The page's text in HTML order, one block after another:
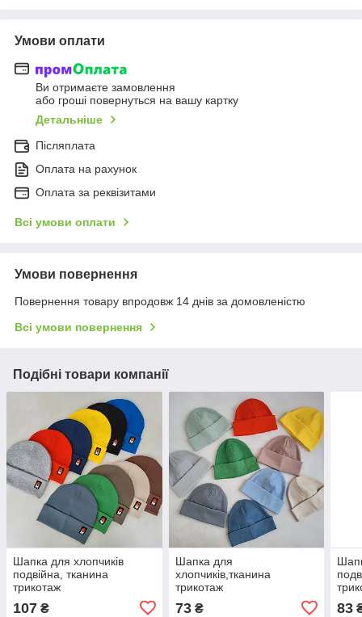
Умови оплати
Ви отримаєте замовлення
або гроші повернуться на вашу картку
Детальніше
Післяплата
Оплата на рахунок
Оплата за реквізитами
Всі умови оплати
Умови повернення
Повернення товару впродовж 14 днів за домовленістю
Всі умови повернення
Подібні товари компанії
Шапка для хлопчиків
подвійна, тканина
трикотаж
107 ₴
Шапка для
хлопчиків,тканина
трикотаж
73₴ 83